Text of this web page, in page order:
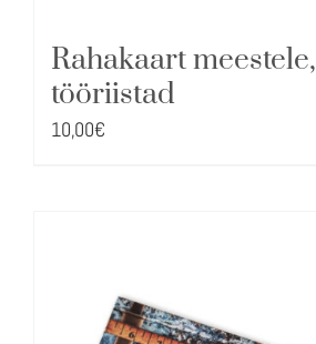
Rahakaart meestele,
tööriistad
10,00€